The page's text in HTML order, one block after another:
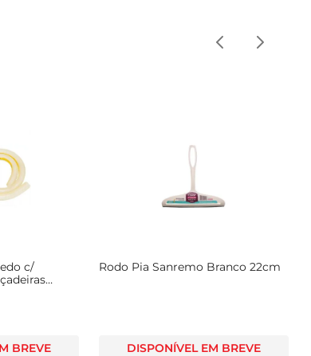
c/
BREVE
Rodo Pia Sanremo Branco 22cm
DISPONÍVEL EM BREVE